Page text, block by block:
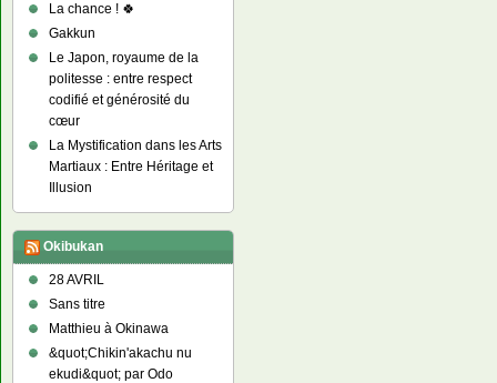
La chance ! 🍀
Gakkun
Le Japon, royaume de la
politesse : entre respect
codifié et générosité du
cœur
La Mystification dans les Arts
Martiaux : Entre Héritage et
Illusion
Okibukan
28 AVRIL
Sans titre
Matthieu à Okinawa
&quot;Chikin'akachu nu
ekudi&quot; par Odo